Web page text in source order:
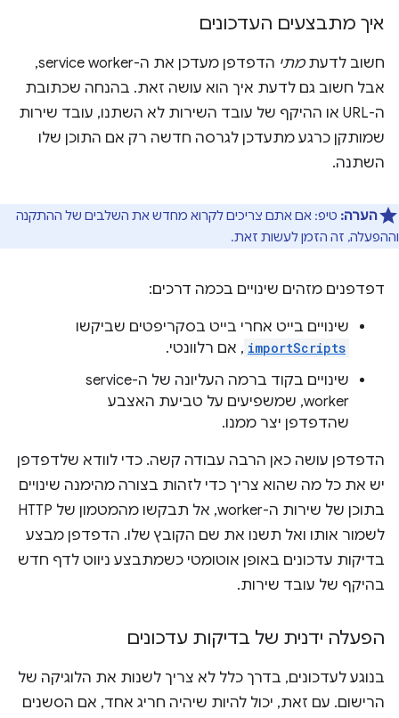
איך מתבצעים העדכונים
חשוב לדעתמתי
הדפדפן מעדכן את ה-service worker,
אבל חשוב גם לדעת איך הוא עושה זאת. בהנחה שכתובת
ה-URL או ההיקף של עובד השירות לא השתנו, עובד שירות
שמותקן כרגע מתעדכן לגרסה חדשה רק אם התוכן שלו
השתנה.
הערה: טיפ: אם אתם צריכים לקרוא מחדש את השלבים של ההתקנה
וההפעלה, זה הזמן לעשות זאת.
דפדפנים מזהים שינויים בכמה דרכים:
שינויים בייט אחרי בייט בסקריפטים שביקשו
importScripts , אם רלוונטי.
שינויים בקוד ברמה העליונה של ה-service
worker, שמשפיעים על טביעת האצבע
שהדפדפן יצר ממנו.
הדפדפן עושה כאן הרבה עבודה קשה. כדי לוודא שלדפדפן
יש את כל מה שהוא צריך כדי לזהות בצורה מהימנה שינויים
בתוכן של שירות ה-worker, אל תבקשו מהמטמון של HTTP
לשמור אותו ואל תשנו את שם הקובץ שלו. הדפדפן מבצע
בדיקות עדכונים באופן אוטומטי כשמתבצע ניווט לדף חדש
בהיקף של עובד שירות.
הפעלה ידנית של בדיקות עדכונים
בנוגע לעדכונים, בדרך כלל לא צריך לשנות את הלוגיקה של
הרישום. עם זאת, יכול להיות שיהיה חריג אחד, אם הסשנים